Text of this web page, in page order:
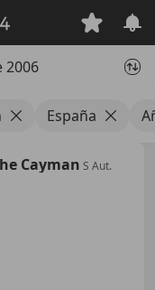
2006
España
Cayman S Aut.